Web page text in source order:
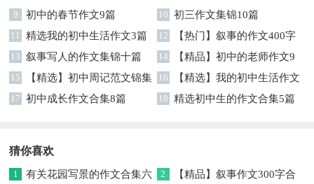
9 初中的春节作文9篇 10 初三作文集锦10篇
11 精选我的初中生活作文3篇 12
【热门】叙事的作文400字
集锦7篇
13 叙事写人的作文集锦十篇 14
【精品】初中的老师作文9
篇
15
【精选】初中周记范文锦集
9篇
16
【精选】我的初中生活作文
汇编八篇
17 初中成长作文合集8篇 18 精选初中生的作文合集5篇
猜你喜欢
1
有关花园写景的作文合集六
2
【精品】叙事作文300字合